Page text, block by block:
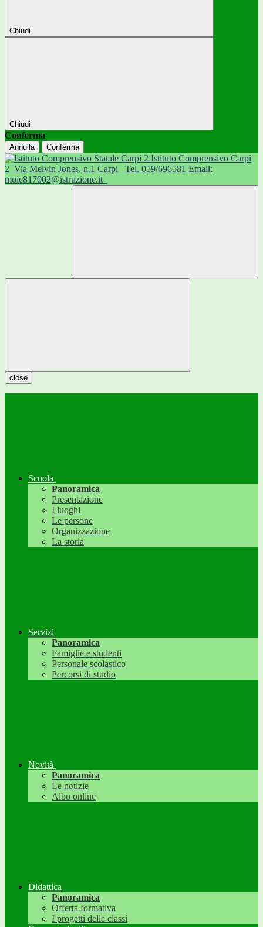
Chiudi
Chiudi
Conferma
Annulla Conferma
Istituto Comprensivo Carpi
2 Via Melvin Jones, n.1 Carpi
Tel. 059/696581 Email:
moic817002@istruzione.it
close
Scuola
Panoramica
Presentazione
I luoghi
Le persone
Organizzazione
La storia
Servizi
Panoramica
Famiglie e studenti
Personale scolastico
Percorsi di studio
Novità
Panoramica
Le notizie
Albo online
Didattica
Panoramica
Offerta formativa
I progetti delle classi